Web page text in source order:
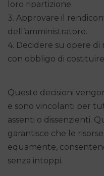
loro ripartizione.
3. Approvare il
dell’amministratore.
4. Decidere su opere
con obbligo di
Queste decisioni
e sono vincolanti per
assenti o dissenzienti.
garantisce che le
equamente,
senza intoppi.